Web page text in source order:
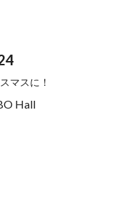
マスに！
Hall